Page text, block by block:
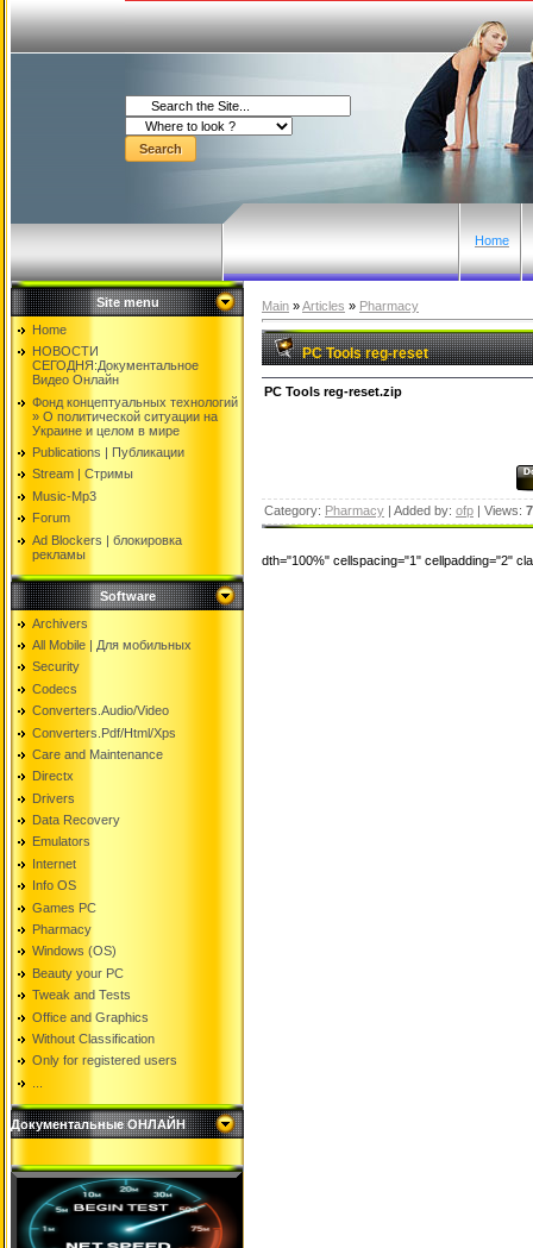
Home
Site menu
Home
НОВОСТИ
СЕГОДНЯ:Документальнoе
Видео Oнлайн
Фонд концептуальных технологий
» O политической ситуации на
Украине и целом в мире
Publications | Публикации
Stream | Стримы
Music-Mp3
Forum
Ad Blockers | блокировкa
рекламы
Software
Archivers
All Mobile | Для мобильных
Security
Codecs
Converters.Audio/Video
Converters.Pdf/Html/Xps
Care and Maintenance
Directx
Drivers
Data Recovery
Emulators
Internet
Info OS
Games PC
Pharmacy
Windows (OS)
Beauty your PC
Tweak and Tests
Office and Graphics
Without Classification
Only for registered users
Документальные ОНЛАЙН
Main »Articles » Pharmacy
PC Tools reg-reset
PC Tools reg-reset.zip
Category: Pharmacy | Added by: ofp | Views:
dth="100%" cellspacing="1" cellpadding="2"